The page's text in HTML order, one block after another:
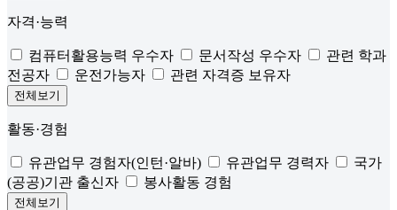
자격·능력
컴퓨터활용능력 우수자 문서작성 우수자
관련 학과
전공자
운전가능자 관련 자격증 보유자
전체보기
활동·경험
유관업무 경험자(인턴·알바) 유관업무 경력자
국가
(공공)기관 출신자
봉사활동 경험
전체보기